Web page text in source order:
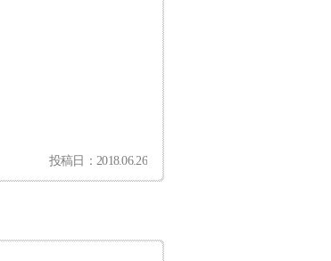
投稿日：2018.06.26